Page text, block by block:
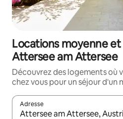
Locations moyenne
Attersee am Attersee
Découvrez des logements où
chez vous pour un séjour d'un
Adresse
Lorsque les résultats